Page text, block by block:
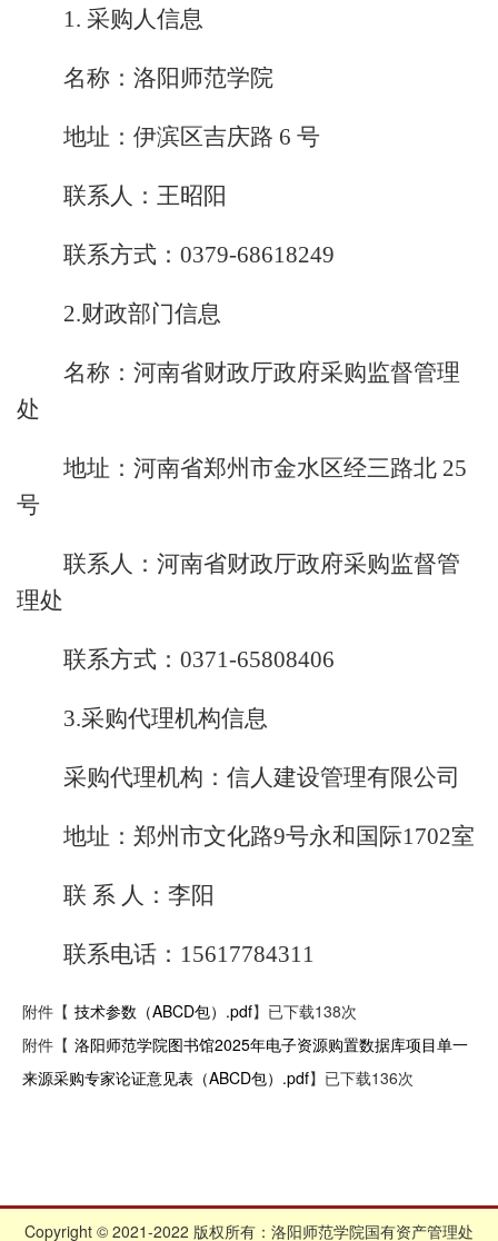
1. 采购人信息
名称：洛阳师范学院
地址：伊滨区吉庆路 6 号
联系人：王昭阳
联系方式：0379-68618249
2.财政部门信息
名称：河南省财政厅政府采购监督管理
处
地址：河南省郑州市金水区经三路北 25
号
联系人：河南省财政厅政府采购监督管
理处
联系方式：0371-65808406
3.采购代理机构信息
采购代理机构：信人建设管理有限公司
地址：郑州市文化路9号永和国际1702室
联 系 人：李阳
联系电话：15617784311
附件【 技术参数（ABCD包）.pdf】已下载138次
附件【 洛阳师范学院图书馆2025年电子资源购置数据库项目单一
来源采购专家论证意见表（ABCD包）.pdf】已下载136次
Copyright © 2021-2022 版权所有：洛阳师范学院国有资产管理处